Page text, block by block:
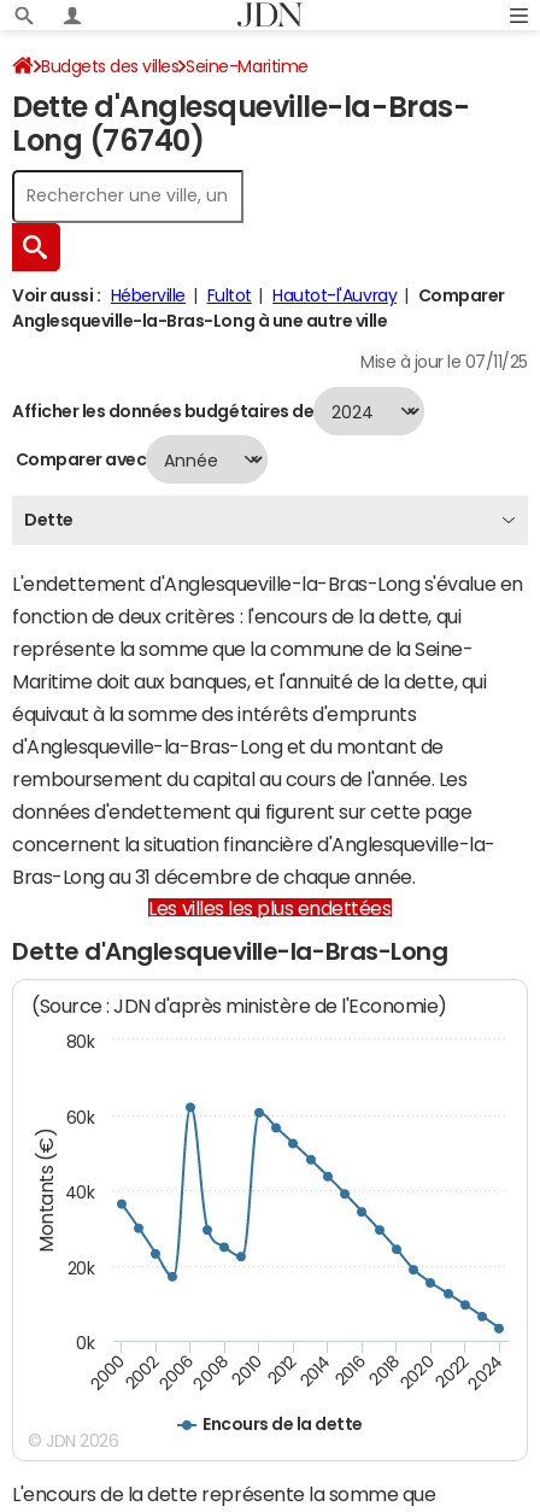
Budgets des villes Seine-Maritime
Anglesqueville-la-Bras-Long Dette au 31/12/2024
Dette d'Anglesqueville-la-Bras-
Long (76740)
Voir aussi : Héberville Fultot Hautot-l'Auvray
Comparer
Anglesqueville-la-Bras-Long à une autre ville
Mise à jour le 07/11/25
Afficher les données budgétaires de
Comparer avec
Dette
L'endettement d'Anglesqueville-la-Bras-Long s'évalue en
fonction de deux critères : l'encours de la dette, qui
représente la somme que la commune de la Seine-
Maritime doit aux banques, et l'annuité de la dette, qui
équivaut à la somme des intérêts d'emprunts
d'Anglesqueville-la-Bras-Long et du montant de
remboursement du capital au cours de l'année. Les
données d'endettement qui figurent sur cette page
concernent la situation financière d'Anglesqueville-la-
Bras-Long au 31 décembre de chaque année.
Les villes les plus endettées
Dette d'Anglesqueville-la-Bras-Long
Montants (€)
(Source : JDN d'après ministère de l'Economie)
Encours de la dette
20002002200620082010 2012201420162018202020222024
0k
20k
40k
60k
80k
© JDN 2026
L'encours de la dette représente la somme que